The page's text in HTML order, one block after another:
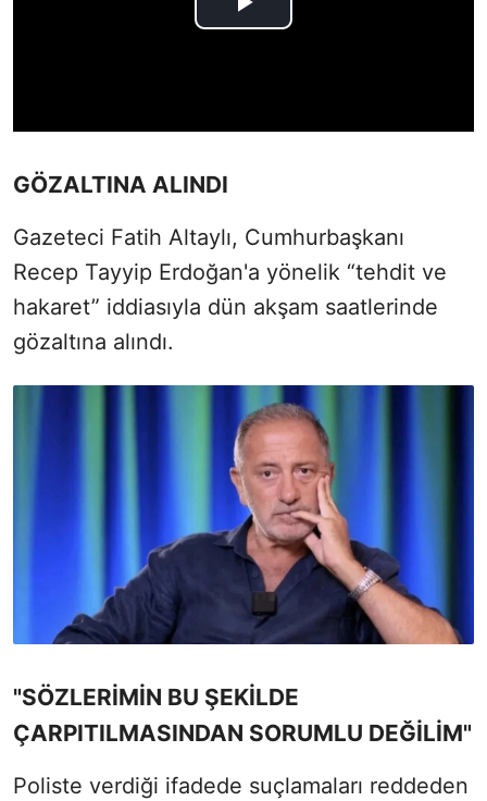
GÖZALTINA ALINDI
Gazeteci Fatih Altaylı, Cumhurbaşkanı
Recep Tayyip Erdoğan'a yönelik “tehdit ve
hakaret” iddiasıyla dün akşam saatlerinde
gözaltına alındı.
"SÖZLERİMİN BU ŞEKİLDE
ÇARPITILMASINDAN SORUMLU DEĞİLİM"
Poliste verdiği ifadede suçlamaları reddeden